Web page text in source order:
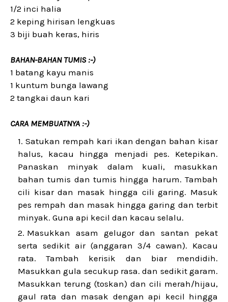
1/2 inci halia
2 keping hirisan lengkuas
3 biji buah keras, hiris
BAHAN-BAHAN TUMIS :-)
1 batang kayu manis
1 kuntum bunga lawang
2 tangkai daun kari
CARA MEMBUATNYA :-)
Satukan rempah kari ikan dengan bahan kisar
halus, kacau hingga menjadi pes. Ketepikan.
Panaskan minyak dalam kuali, masukkan
bahan tumis dan tumis hingga harum. Tambah
cili kisar dan masak hingga cili garing. Masuk
pes rempah dan masak hingga garing dan terbit
minyak. Guna api kecil dan kacau selalu.
Masukkan asam gelugor dan santan pekat
serta sedikit air (anggaran 3/4 cawan). Kacau
rata. Tambah kerisik dan biar mendidih.
Masukkan gula secukup rasa. dan sedikit garam.
Masukkan terung (toskan) dan cili merah/hijau,
gaul rata dan masak dengan api kecil hingga